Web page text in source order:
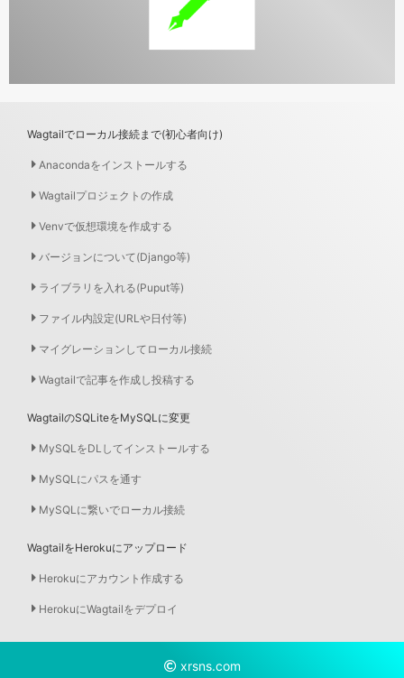
Wagtailでローカル接続まで(初心者向け)
Anacondaをインストールする
Wagtailプロジェクトの作成
Venvで仮想環境を作成する
バージョンについて(Django等)
ライブラリを入れる(Puput等)
ファイル内設定(URLや日付等)
マイグレーションしてローカル接続
Wagtailで記事を作成し投稿する
WagtailのSQLiteをMySQLに変更
MySQLをDLしてインストールする
MySQLにパスを通す
MySQLに繋いでローカル接続
WagtailをHerokuにアップロード
Herokuにアカウント作成する
HerokuにWagtailをデプロイ
xrsns.com